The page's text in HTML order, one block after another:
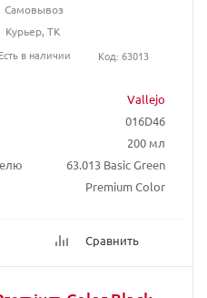
Vallejo
016D46
200 мл
63.013 Basic Green
Premium Color
Сравнить
Самовывоз
Курьер, ТК
Есть в наличии
Код: 63013